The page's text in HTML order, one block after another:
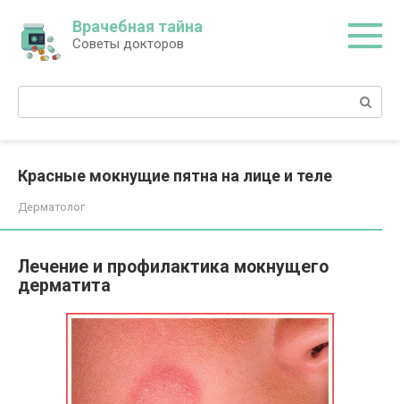
контенту
Врачебная тайна
Советы докторов
Поиск:
Красные мокнущие пятна на лице и теле
Дерматолог
Лечение и профилактика мокнущего
дерматита